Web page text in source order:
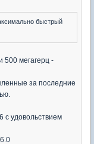
быстрый
500 мегагерц -
за последние
с удовольствием